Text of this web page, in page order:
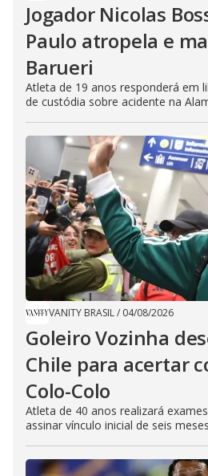
Jogador Nicolas
Paulo atropela e
Barueri
Atleta de 19 anos responderá em
de custódia sobre acidente na
VANITY BRASIL/ 04/08/2026
Goleiro Vozinha
Chile para acertar
Colo-Colo
Atleta de 40 anos realizará
assinar vínculo inicial de seis meses